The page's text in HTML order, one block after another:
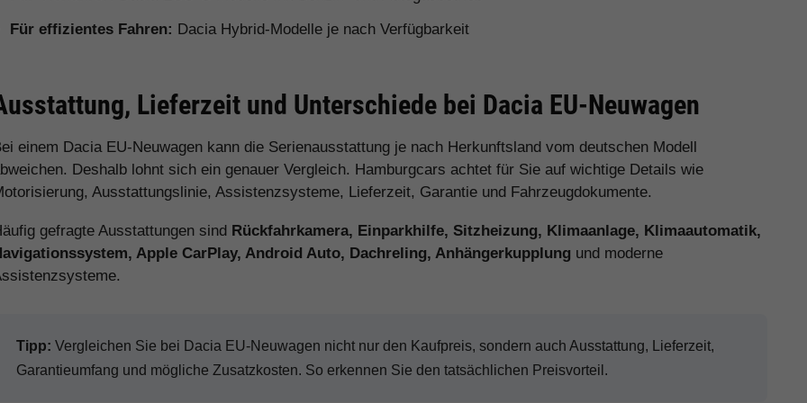
Für effizientes Fahren: Dacia Hybrid-Modelle je nach Verfügbarkeit
Lieferzeit und Unterschiede bei Dacia EU-Neuwagen
einem Dacia EU-Neuwagen kann die Serienausstattung je nach Herkunftsland vom deutschen Modell
Deshalb lohnt sich ein genauer Vergleich. Hamburgcars achtet für Sie auf wichtige Details wie
Ausstattungslinie, Assistenzsysteme, Lieferzeit, Garantie und Fahrzeugdokumente.
gefragte Ausstattungen sind Rückfahrkamera, Einparkhilfe, Sitzheizung, Klimaanlage, Klimaautomatik,
Apple CarPlay, Android Auto, Dachreling, Anhängerkupplung und moderne
Tipp: Vergleichen Sie bei Dacia EU-Neuwagen nicht nur den Kaufpreis, sondern auch Ausstattung, Lieferzeit,
Garantieumfang und mögliche Zusatzkosten. So erkennen Sie den tatsächlichen Preisvorteil.